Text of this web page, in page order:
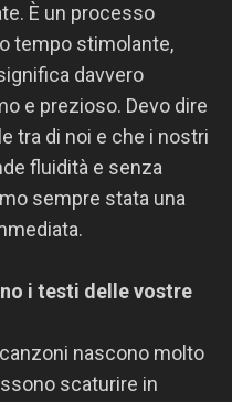
È un processo
tempo stimolante,
davvero
e prezioso. Devo dire
tra di noi e che i nostri
fluidità e senza
sempre stata una
i testi delle vostre
nascono molto
scaturire in